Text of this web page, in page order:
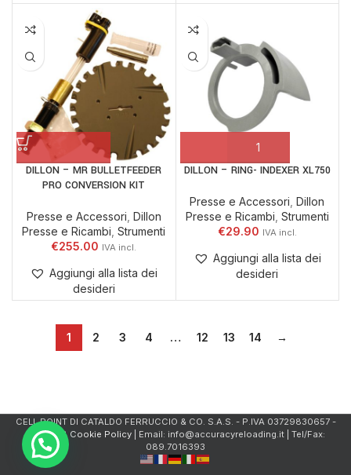
DILLON – MR BULLETFEEDER
PRO CONVERSION KIT
Presse e Accessori Dillon
Presse e Ricambi ,Strumenti
€255.00
Aggiungi alla lista dei
desideri
DILLON – RING- INDEXER XL750
Presse e Accessori ,Dillon
Presse e Ricambi Strumenti
€29.90
Aggiungi alla lista dei
desideri
1 2 3 4 … 12 13 14 →
CELL.POINT DI CATALDO FERRUCCIO & CO. S.A.S. - P.IVA 03729830657 -
Privacy & Cookie Policy| Email: info@accuracyreloading.it | Tel/Fax:
089.7016393